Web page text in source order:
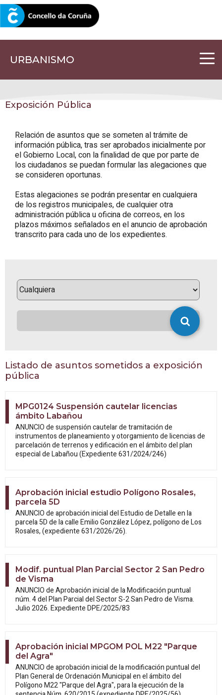
URBANISMO
CORUNA.GAL
Exposición Pública
Relación de asuntos que se someten al trámite de
información pública, tras ser aprobados inicialmente por
el Gobierno Local, con la finalidad de que por parte de
los ciudadanos se puedan formular las alegaciones que
se consideren oportunas.
Estas alegaciones se podrán presentar en cualquiera
de los registros municipales, de cualquier otra
administración pública u oficina de correos, en los
plazos máximos señalados en el anuncio de aprobación
transcrito para cada uno de los expedientes.
Listado de asuntos sometidos a exposición
pública
MPG0124 Suspensión cautelar licencias
ámbito Labañou
ANUNCIO de suspensión cautelar de tramitación de
instrumentos de planeamiento y otorgamiento de licencias de
parcelación de terrenos y edificación en el ámbito del plan
especial de Labañou (Expediente 631/2024/246)
Aprobación inicial estudio Polígono Rosales,
parcela 5D
ANUNCIO de aprobación inicial del Estudiode Detalle en la
parcela 5D de la calle Emilio González López, polígono de Los
Rosales, (expediente 631/2026/26).
Modif. puntual Plan Parcial Sector 2 San Pedro
de Visma
ANUNCIO de Aprobación inicial de laModificación puntual
núm. 4 del Plan Parcial del Sector S-2 San Pedro de Visma.
Julio 2026. Expediente DPE/2025/83
Aprobación inicial MPGOM POL M22 "Parque
del Agra"
ANUNCIO de aprobación inicial de la modificación puntual del
Plan General de Ordenación Municipal en el ámbito del
Polígono M22 "Parque del Agra", para la ejecución de la